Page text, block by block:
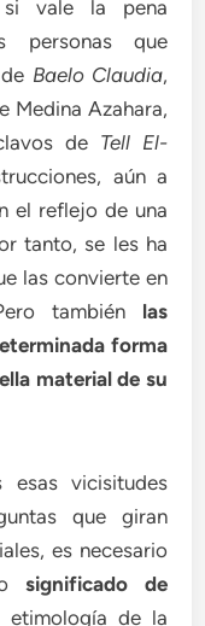
si vale la pena
personas que
Baelo Claudia,
Medina Azahara,
de Tell El-
aún a
el reflejo de una
tanto, se les ha
las convierte en
también las
forma
material de su
esas vicisitudes
que giran
es necesario
significado de
etimología de la